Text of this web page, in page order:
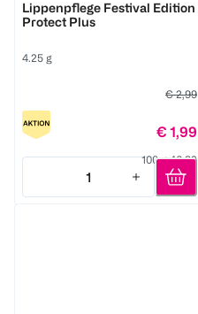
Lippenpflege Festival Edition
Protect Plus
4.25 g
€ 2,99
€ 1,99
100 g 46,82
1
Quantity: 1